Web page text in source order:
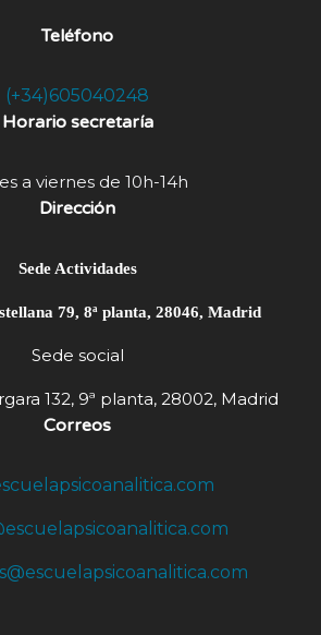
Teléfono
(+34)605040248
Horario secretaría
a viernes de 10h-14h
Dirección
Sede Actividades
79, 8ª planta, 28046, Madrid
Sede social
132, 9ª planta, 28002, Madrid
Correos